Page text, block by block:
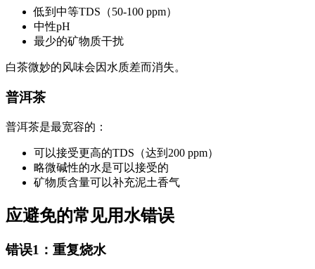
低到中等TDS（50-100 ppm）
中性pH
最少的矿物质干扰
白茶微妙的风味会因水质差而消失。
普洱茶
普洱茶是最宽容的：
可以接受更高的TDS（达到200 ppm）
略微碱性的水是可以接受的
矿物质含量可以补充泥土香气
应避免的常见用水错误
错误1：重复烧水